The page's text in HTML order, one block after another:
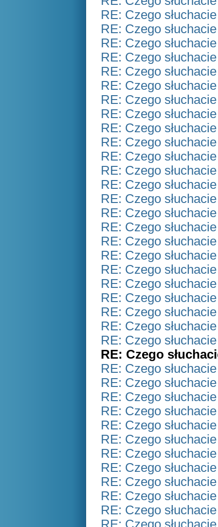
RE: Czego
RE: Czego
RE: Czego
RE: Czego
RE: Czego
RE: Czego
RE: Czego
RE: Czego
RE: Czego
RE: Czego
RE: Czego
RE: Czego
RE: Czego
RE: Czego
RE: Czego
RE: Czego
RE: Czego
RE: Czego
RE: Czego
RE: Czego
RE: Czego
RE: Czego
RE: Czego
RE: Czego
RE: Czego
RE: Czego
RE: Czego
RE: Czego
RE: Czego
RE: Czego
RE: Czego
RE: Czego
RE: Czego
RE: Czego
RE: Czego
RE: Czego
RE: Czego